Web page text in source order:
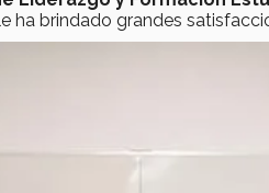
ha brindado grandes